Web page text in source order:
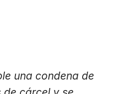
una condena de